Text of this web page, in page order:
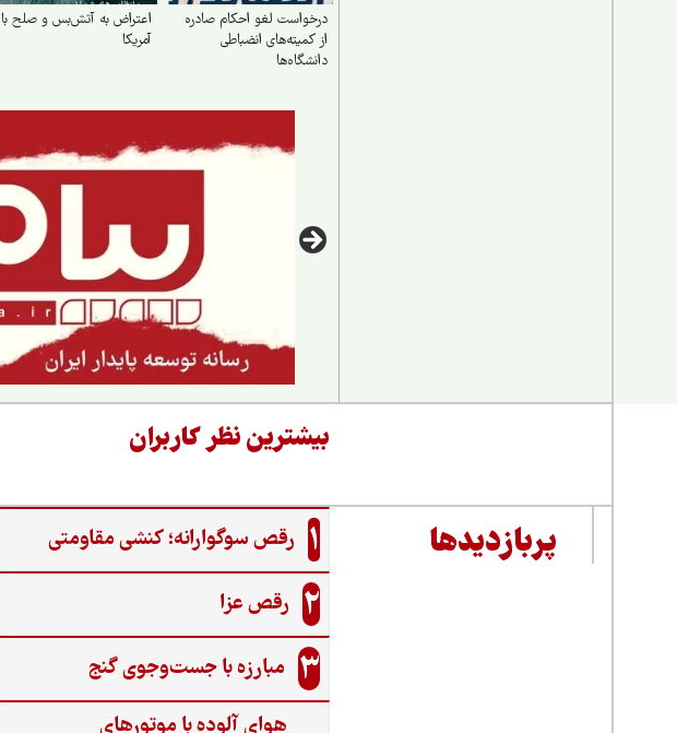
درخواست لغو احکام صادره
از کمیته‌های انضباطی
دانشگاه‌ها
اعتراض به آتش‌بس و صلح با
آمریکا
بیشترین نظر کاربران
پربازدیدها 1 رقص سوگوارانه؛ کنشی مقاومتی
2 رقص عزا
3 مبارزه با جست‌وجوی گنج‌
هوای آلوده با موتورهای